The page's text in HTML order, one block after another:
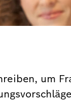
um